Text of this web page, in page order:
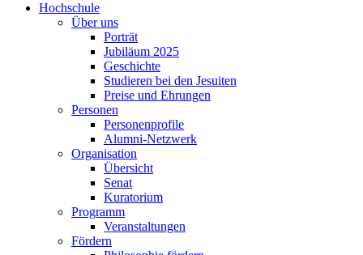
Hochschule
Über uns
Porträt
Jubiläum 2025
Geschichte
Studieren bei den Jesuiten
Preise und Ehrungen
Personen
Personenprofile
Alumni-Netzwerk
Organisation
Übersicht
Senat
Kuratorium
Programm
Veranstaltungen
Fördern